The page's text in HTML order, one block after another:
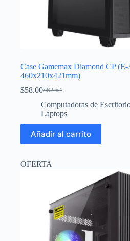
Case Gamemax Diamond CP
460x210x421mm)
$62.64
El
precio
original
era:
$62.64.
$58.00El
precio
actual
es:
$58.00.
Computadoras de
Laptops
Añadir al carrito
OFERTA